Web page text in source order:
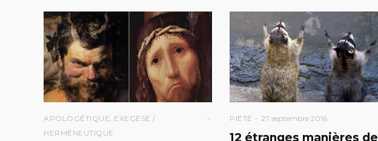
APOLOGÉTIQUE, EXEGÈSE /
HERMÉNEUTIQUE
PIÉTÉ 27 septembre 2016
12 étranges manières de